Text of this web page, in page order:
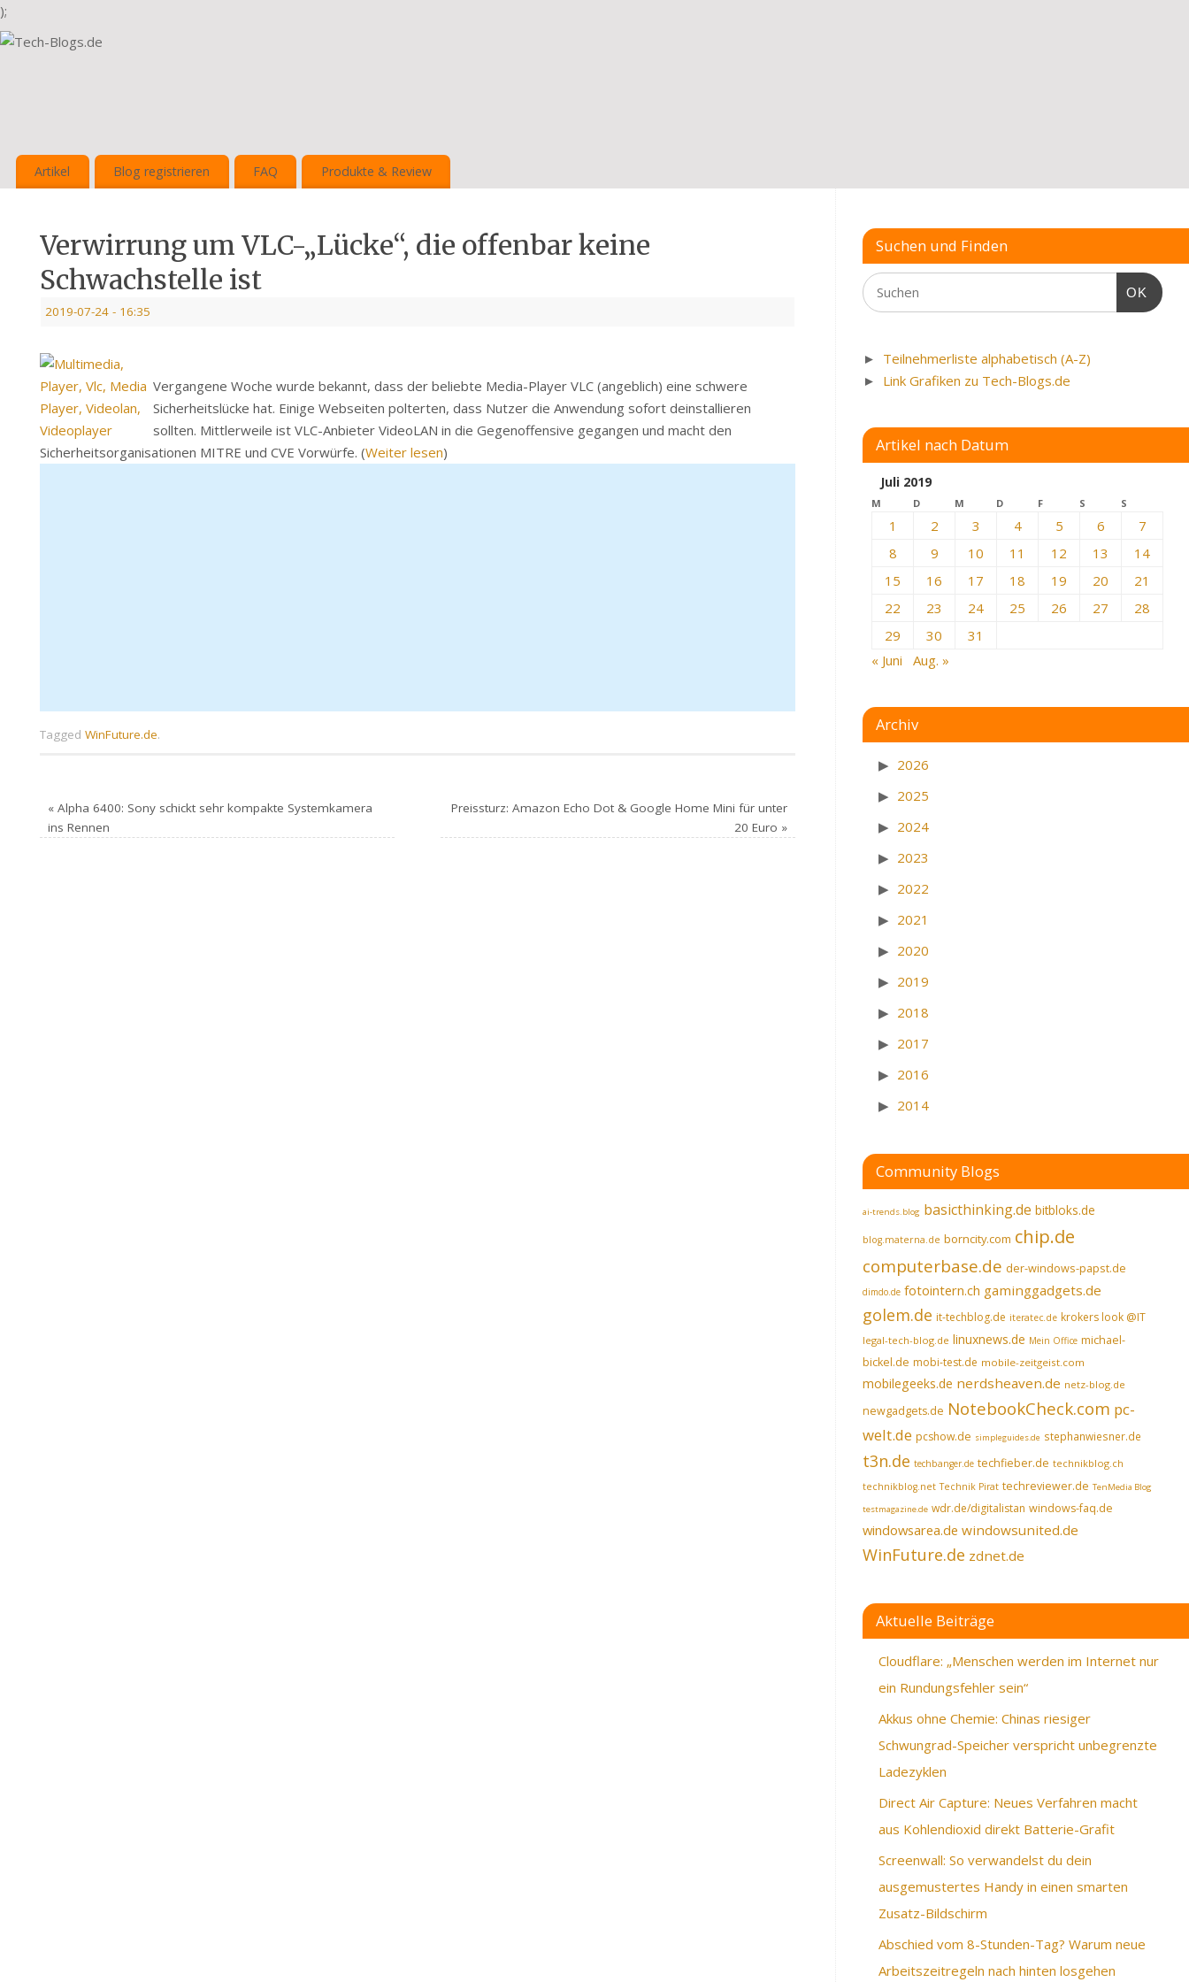
);
Artikel Blog registrieren FAQ Produkte & Review
Verwirrung um VLC-„Lücke“, die offenbar keine
Schwachstelle ist
2019-07-24 - 16:35
Vergangene Woche wurde bekannt, dass der beliebte Media-Player VLC (angeblich) eine schwere
Sicherheitslücke hat. Einige Webseiten polterten, dass Nutzer die Anwendung sofort deinstallieren
sollten. Mittlerweile ist VLC-Anbieter VideoLAN in die Gegenoffensive gegangen und macht den
Sicherheitsorganisationen MITRE und CVE Vorwürfe. (Weiter lesen)
Tagged WinFuture.de.
«Alpha 6400: Sony schickt sehr kompakte Systemkamera
ins Rennen
Preissturz: Amazon Echo Dot & Google Home Mini für unter
20 Euro »
Suchen und Finden
OK
► Teilnehmerliste alphabetisch (A-Z)
► Link Grafiken zu Tech-Blogs.de
Artikel nach Datum
Juli 2019
M D M D F S S
1 2 3 4 5 6
7
8
9 10 11 12 13
14
15
16 17 18 19 20
21
22
23 24 25 26 27
28
29
30
31
« Juni
Aug. »
Archiv
2026
2025
2024
2023
2022
2021
2020
2019
2018
2017
2016
2014
Community Blogs
ai-trends.blog basicthinking.de bitbloks.de
blog.materna.de borncity.com chip.de
computerbase.de der-windows-papst.de
dimdo.de fotointern.ch gaminggadgets.de
golem.de it-techblog.de iteratec.de krokers look @IT
legal-tech-blog.de linuxnews.de Mein Office michael-
bickel.de mobi-test.de mobile-zeitgeist.com
mobilegeeks.de nerdsheaven.de netz-blog.de
newgadgets.de NotebookCheck.com pc-
welt.de pcshow.de simpleguides.de stephanwiesner.de
t3n.de techbanger.de techfieber.de technikblog.ch
technikblog.net Technik Pirat techreviewer.de TenMedia Blog
testmagazine.de wdr.de/digitalistan windows-faq.de
windowsarea.de windowsunited.de
WinFuture.de zdnet.de
Aktuelle Beiträge
Cloudflare: „Menschen werden im Internet nur
ein Rundungsfehler sein“
Akkus ohne Chemie: Chinas riesiger
Schwungrad-Speicher verspricht unbegrenzte
Ladezyklen
Direct Air Capture: Neues Verfahren macht
aus Kohlendioxid direkt Batterie-Grafit
Screenwall: So verwandelst du dein
ausgemustertes Handy in einen smarten
Zusatz-Bildschirm
Abschied vom 8-Stunden-Tag? Warum neue
Arbeitszeitregeln nach hinten losgehen